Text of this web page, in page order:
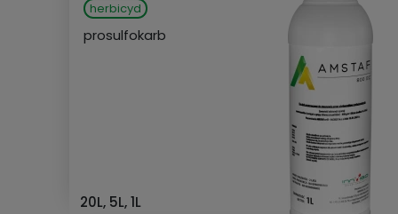
herbicyd
prosulfokarb
20L, 5L, 1L